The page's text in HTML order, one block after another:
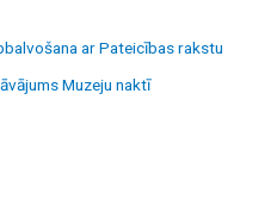
ar Pateicības rakstu
Muzeju naktī